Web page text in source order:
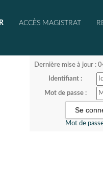
ACCÈS MAGISTRAT
Dernière mise à jour :
Identifiant :
Mot de passe :
Mot de